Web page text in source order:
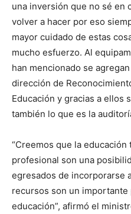
una inversión que no sé en
volver a hacer por eso
mayor cuidado de estas
mucho esfuerzo. Al
han mencionado se
dirección de
Educación y gracias a ellos
también lo que es la
“Creemos que la
profesional son una
egresados de incorporarse
recursos son un
educación”, afirmó el